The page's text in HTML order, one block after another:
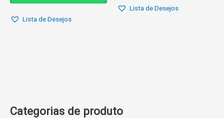
Categorias de produto
Lista de Desejos
Lista de Desejos